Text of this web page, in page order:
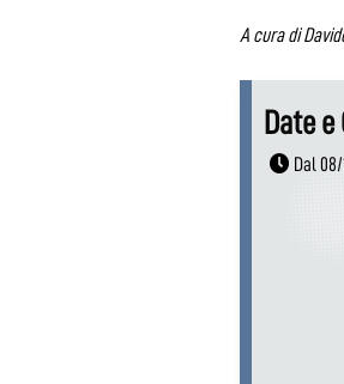
A cura di
Date e
Dal